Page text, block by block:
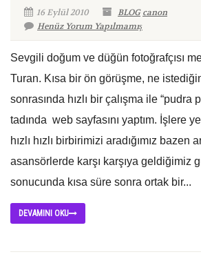
16 Eylül 2010 BLOG canon
Henüz Yorum Yapılmamış
Sevgili doğum ve düğün fotoğrafçısı
Turan. Kısa bir ön görüşme, ne
sonrasında hızlı bir çalışma ile “pudra
tadında web sayfasını yaptım. İşlere
hızlı hızlı birbirimizi aradığımız
asansörlerde karşı karşıya geldiğimiz
sonucunda kısa süre sonra ortak bir...
DEVAMINI OKU